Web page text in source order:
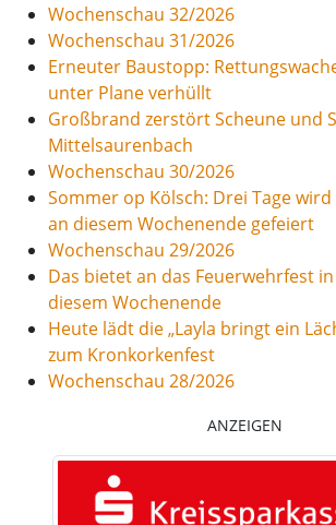
Wochenschau 32/2026
Wochenschau 31/2026
Erneuter Baustopp:
unter Plane verhüllt
Großbrand zerstört Scheune und
Mittelsaurenbach
Wochenschau 30/2026
Sommer op Kölsch: Drei Tage
an diesem Wochenende gefeiert
Wochenschau 29/2026
Das bietet an das Feuerwehrfest
diesem Wochenende
Heute lädt die „Layla bringt ein
zum Kronkorkenfest
Wochenschau 28/2026
ANZEIGEN